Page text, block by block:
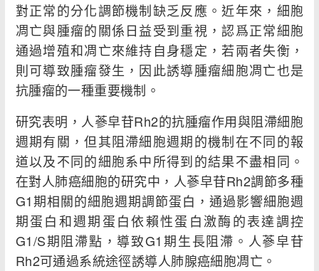
對正常的分化調節機制缺乏反應。近年來，細胞
凋亡與腫瘤的關係日益受到重視，認爲正常細胞
通過增殖和凋亡來維持自身穩定，若兩者失衡，
則可導致腫瘤發生，因此誘導腫瘤細胞凋亡也是
抗腫瘤的一種重要機制。
研究表明，人蔘皁苷Rh2的抗腫瘤作用與阻滯細胞
週期有關，但其阻滯細胞週期的機制在不同的報
道以及不同的細胞系中所得到的結果不盡相同。
在對人肺癌細胞的研究中，人蔘皁苷Rh2調節多種
G1期相關的細胞週期調節蛋白，通過影響細胞週
期蛋白和週期蛋白依賴性蛋白激酶的表達調控
G1/S期阻滯點，導致G1期生長阻滯。人蔘皁苷
Rh2可通過系統途徑誘導人肺腺癌細胞凋亡。